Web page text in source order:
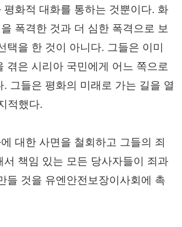
평화적 대화를 통하는 것뿐이다. 화
폭격한 것과 더 심한 폭격으로 보
택을 한 것이 아니다. 그들은 이미
겪은 시리아 국민에게 어느 쪽으로
. 그들은 평화의 미래로 가는 길을 열
적했다.
대한 사면을 철회하고 그들의 죄
서 책임 있는 모든 당사자들이 죄과
들 것을 유엔안전보장이사회에 촉